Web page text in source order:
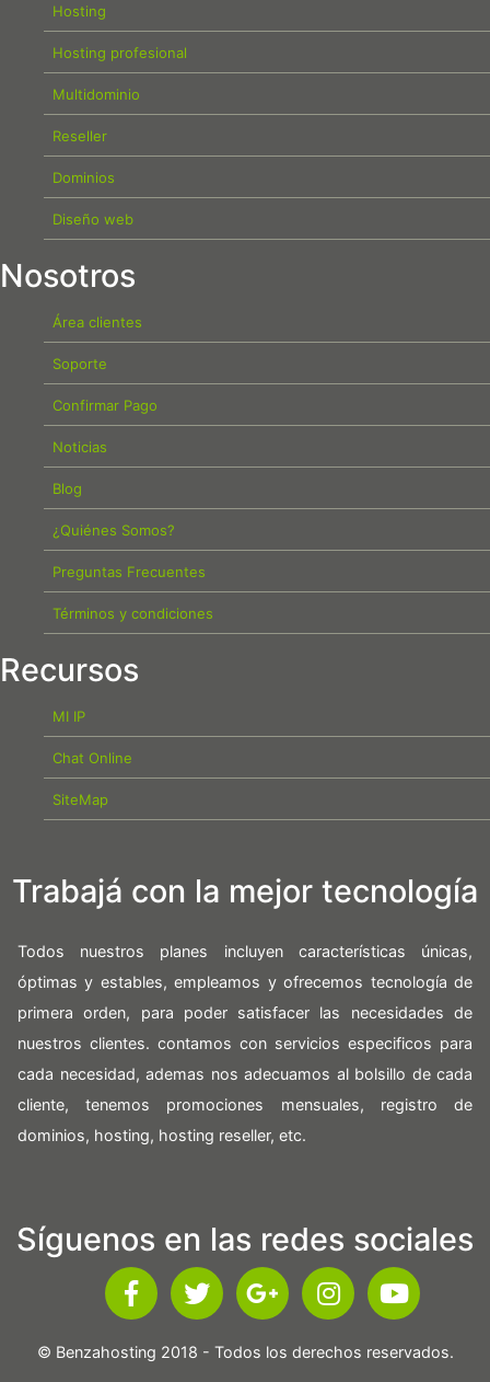
Hosting
Hosting profesional
Multidominio
Reseller
Dominios
Diseño web
Nosotros
Área clientes
Soporte
Confirmar Pago
Noticias
Blog
¿Quiénes Somos?
Preguntas Frecuentes
Términos y condiciones
Recursos
MI IP
Chat Online
SiteMap
Trabajá con la mejor tecnología
Todos nuestros planes incluyen características únicas,
óptimas y estables, empleamos y ofrecemos tecnología de
primera orden, para poder satisfacer las necesidades de
nuestros clientes. contamos con servicios especificos para
cada necesidad, ademas nos adecuamos al bolsillo de cada
cliente, tenemos promociones mensuales, registro de
dominios, hosting, hosting reseller, etc.
Síguenos en las redes sociales
© Benzahosting 2018 - Todos los derechos reservados.